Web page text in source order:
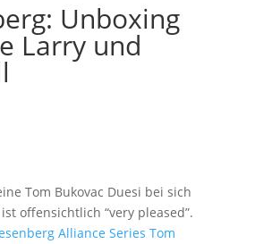
Unboxing
Larry und
Tom Bukovac Duesi bei sich
offensichtlich “very pleased”.
Alliance Series Tom